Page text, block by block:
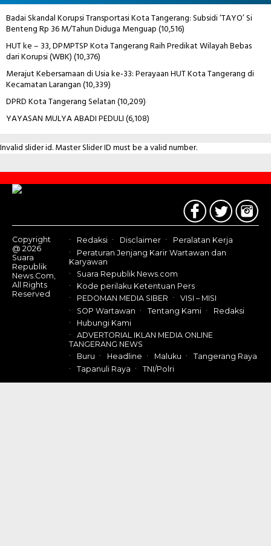
Badai Skandal Korupsi Transportasi Kota Tangerang: Subsidi ‘TAYO’ Si
Benteng Rp 36 M/Tahun Diduga Menguap(10,516)
HUT ke – 33, DPMPTSP Kota Tangerang Raih Predikat Wilayah Bebas
dari Korupsi (WBK)(10,376)
Merajut Kebersamaan di Usia ke-33: Perayaan HUT Kota Tangerang di
Kecamatan Larangan(10,339)
DPRD Kota Tangerang Selatan(10,209)
YAYASAN MULYA ABADI PEDULI(6,108)
Invalid slider id. Master Slider ID must be a valid number.
Contact
Us
Copyright
@ 2026
Suara
Republik
News.Com,
All Rights
Reserved
Redaksi Disclaimer
Peralatan Kerja
Peraturan Jenjang Karir Wartawan dan
Karyawan
Suara Republik News.com
Kode perilaku Ketentuan Pers
PEDOMAN MEDIA SIBER
VISI – MISI
SOP Wartawan
Tentang Kami
Redaksi
Hubungi Kami
ADVERTORIAL IKLAN MEDIA ONLINE
TANGERANG NEWS
Buru
Headline Maluku
Tangerang Raya
Tapanuli Raya
TNI/Polri